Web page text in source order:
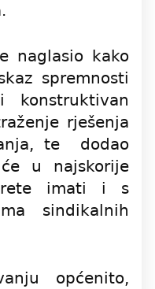
naglasio kako
spremnosti
rješenja
te dodao
u najskorije
imati i s
sindikalnih
općenito,